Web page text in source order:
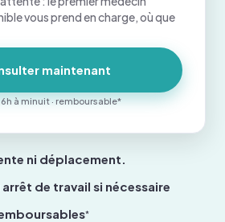
ni déplacement.
de travail si nécessaire
*
vous prend en charge, où que
maintenant
à minuit · remboursable*